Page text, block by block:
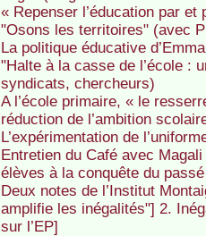
« Repenser l’éducation par
"Osons les territoires" (avec
La politique éducative
"Halte à la casse de l’école :
syndicats, chercheurs)
A l’école primaire, « le
réduction de l’ambition
L’expérimentation de
Entretien du Café avec
élèves à la conquête du
Deux notes de l’Institut
amplifie les inégalités"] 2.
sur l’EP]